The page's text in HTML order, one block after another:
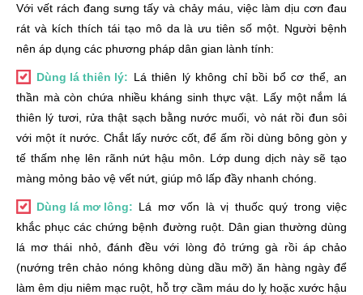
Với vết rách đang sưng tấy và chảy máu, việc làm dịu cơn đau
rát và kích thích tái tạo mô da là ưu tiên số một. Người bệnh
nên áp dụng các phương pháp dân gian lành tính:
Dùng lá thiên lý: Lá thiên lý không chỉ bồi bổ cơ thể, an
thần mà còn chứa nhiều kháng sinh thực vật. Lấy một nắm lá
thiên lý tươi, rửa thật sạch bằng nước muối, vò nát rồi đun sôi
với một ít nước. Chắt lấy nước cốt, để ấm rồi dùng bông gòn y
tế thấm nhẹ lên rãnh nứt hậu môn. Lớp dung dịch này sẽ tạo
màng mỏng bảo vệ vết nứt, giúp mô lấp đầy nhanh chóng.
Dùng lá mơ lông: Lá mơ vốn là vị thuốc quý trong việc
khắc phục các chứng bệnh đường ruột. Dân gian thường dùng
lá mơ thái nhỏ, đánh đều với lòng đỏ trứng gà rồi áp chảo
(nướng trên chảo nóng không dùng dầu mỡ) ăn hàng ngày để
làm êm dịu niêm mạc ruột, hỗ trợ cầm máu do lỵ hoặc xước hậu